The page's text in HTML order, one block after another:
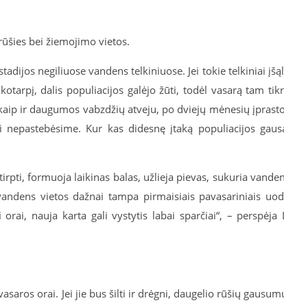
bei žiemojimo vietos.
negiliuose vandens telkiniuose. Jei tokie telkiniai
dalis populiacijos galėjo žūti, todėl vasarą tam
ir daugumos vabzdžių atveju, po dviejų mėnesių
Kur kas didesnę įtaką populiacijos
formuoja laikinas balas, užlieja pievas, sukuria
vietos dažnai tampa pirmaisiais pavasariniais
nauja karta gali vystytis labai sparčiai“, – perspėja
orai. Jei jie bus šilti ir drėgni, daugelio rūšių